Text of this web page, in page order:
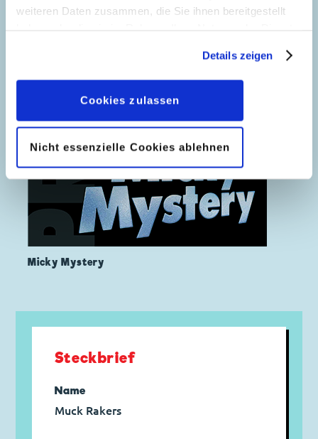
weiteren Daten zusammen, die Sie ihnen bereitgestellt
geben, können Sie diese jederzeit in der
Datenschutzerklärungwieder widerrufen.
Details zeigen
Cookies zulassen
Nicht essenzielle Cookies ablehnen
Micky Mystery
Steckbrief
Name
Muck Rakers